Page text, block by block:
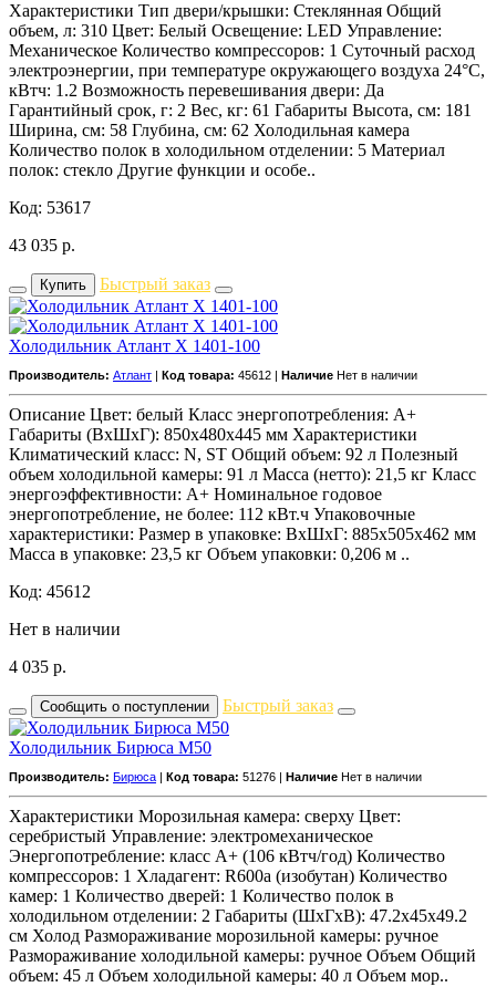
Характеристики Тип двери/крышки: Стеклянная Общий
объем, л: 310 Цвет: Белый Освещение: LED Управление:
Механическое Количество компрессоров: 1 Суточный расход
электроэнергии, при температуре окружающего воздуха 24°C,
кВтч: 1.2 Возможность перевешивания двери: Да
Гарантийный срок, г: 2 Вес, кг: 61 Габариты Высота, см: 181
Ширина, см: 58 Глубина, см: 62 Холодильная камера
Количество полок в холодильном отделении: 5 Материал
полок: стекло Другие функции и особе..
Код: 53617
43 035 р.
Купить Быстрый заказ
Холодильник Атлант Х 1401-100
Производитель: Атлант Код товара: 45612 | Наличие Нет в наличии
Описание Цвет: белый Класс энергопотребления: A+
Габариты (ВхШхГ): 850x480x445 мм Характеристики
Климатический класс: N, ST Общий объем: 92 л Полезный
объем холодильной камеры: 91 л Масса (нетто): 21,5 кг Класс
энергоэффективности: A+ Номинальное годовое
энергопотребление, не более: 112 кВт.ч Упаковочные
характеристики: Размер в упаковке: ВхШxГ: 885x505x462 мм
Масса в упаковке: 23,5 кг Объем упаковки: 0,206 м ..
Код: 45612
Нет в наличии
4 035 р.
Сообщить о поступлении Быстрый заказ
Холодильник Бирюса M50
Производитель: Бирюса Код товара: 51276 | Наличие Нет в наличии
Характеристики Морозильная камера: сверху Цвет:
серебристый Управление: электромеханическое
Энергопотребление: класс A+ (106 кВтч/год) Количество
компрессоров: 1 Хладагент: R600a (изобутан) Количество
камер: 1 Количество дверей: 1 Количество полок в
холодильном отделении: 2 Габариты (ШxГxВ): 47.2x45x49.2
см Холод Размораживание морозильной камеры: ручное
Размораживание холодильной камеры: ручное Объем Общий
объем: 45 л Объем холодильной камеры: 40 л Объем мор..